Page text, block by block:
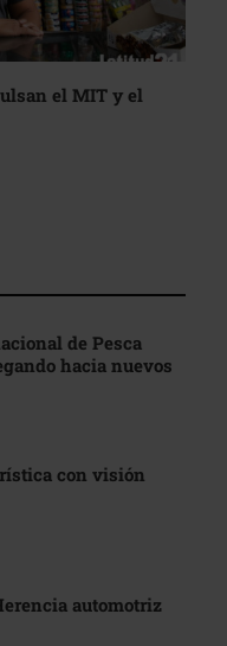
el MIT y el
de Pesca
hacia nuevos
con visión
automotriz